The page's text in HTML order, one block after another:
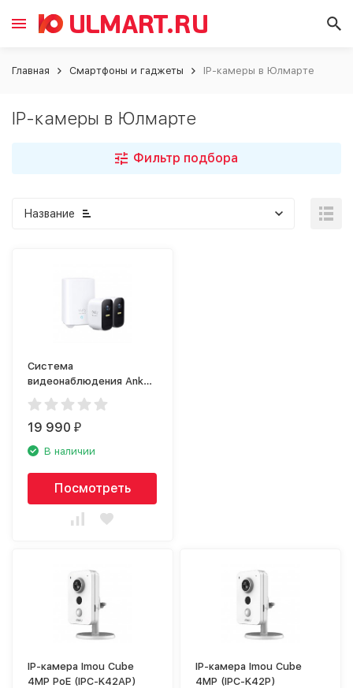
Главная Смартфоны и гаджеты IP-камеры в Юлмарте
IP-камеры в Юлмарте
Фильтр подбора
Название
Система
видеонаблюдения Anker
Eufy eufyCam 2C 2+1
B2C EU, Gray/White
19 990₽
В наличии
Посмотреть
IP-камера Imou Cube
4MP PoE (IPC-K42AP)
IP-камера Imou Cube
4MP (IPC-K42P)